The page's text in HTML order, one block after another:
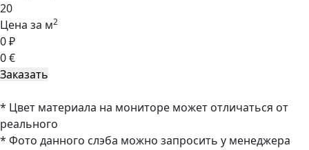
20
Цена за м2
0 ₽
0 €
* Цвет материала на мониторе может отличаться от
реального
* Фото данного слэба можно запросить у менеджера